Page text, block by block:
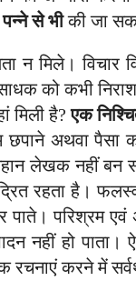
से भीकी जा
मिले। विचार
को कभी निराश
मिली है? एक
छपाने अथवा
लेखक नहीं बन
रहता है।
पाते। परिश्रम
नहीं हो
रचनाएं करने में